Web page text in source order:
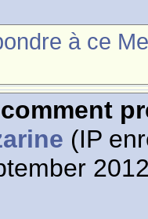
à ce
(IP